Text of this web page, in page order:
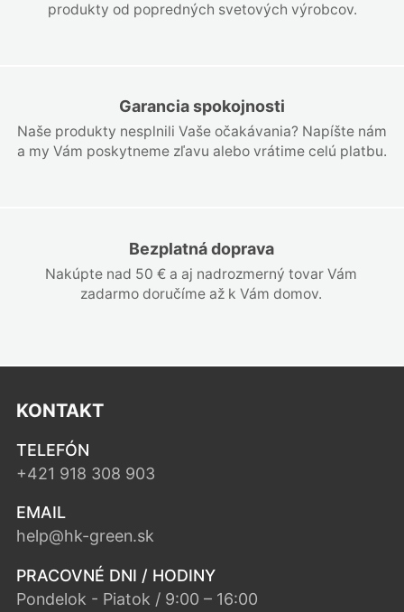
produkty od popredných svetových výrobcov.
Garancia spokojnosti
Naše produkty nesplnili Vaše očakávania? Napíšte nám
a my Vám poskytneme zľavu alebo vrátime celú platbu.
Bezplatná doprava
Nakúpte nad 50 € a aj nadrozmerný tovar Vám
zadarmo doručíme až k Vám domov.
KONTAKT
TELEFÓN
+421 918 308 903
EMAIL
help@hk-green.sk
PRACOVNÉ DNI / HODINY
Pondelok - Piatok / 9:00 – 16:00